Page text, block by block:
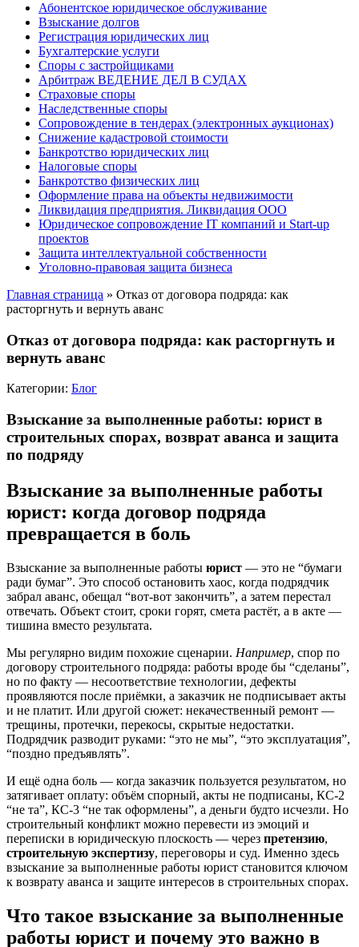
Абонентское юридическое обслуживание
Взыскание долгов
Регистрация юридических лиц
Бухгалтерские услуги
Споры с застройщиками
Арбитраж ВЕДЕНИЕ ДЕЛ В СУДАХ
Страховые споры
Наследственные споры
Сопровождение в тендерах (электронных аукционах)
Снижение кадастровой стоимости
Банкротство юридических лиц
Налоговые споры
Банкротство физических лиц
Оформление права на объекты недвижимости
Ликвидация предприятия. Ликвидация ООО
Юридическое сопровождение IT компаний и Start-up
проектов
Защита интеллектуальной собственности
Уголовно-правовая защита бизнеса
Главная страница » Отказ от договора подряда: как
расторгнуть и вернуть аванс
Отказ от договора подряда: как расторгнуть и
вернуть аванс
Категории: Блог
Взыскание за выполненные работы: юрист в
строительных спорах, возврат аванса и защита
по подряду
Взыскание за выполненные работы
юрист: когда договор подряда
превращается в боль
Взыскание за выполненные работы юрист — это не “бумаги
ради бумаг”. Это способ остановить хаос, когда подрядчик
забрал аванс, обещал “вот-вот закончить”, а затем перестал
отвечать. Объект стоит, сроки горят, смета растёт, а в акте —
тишина вместо результата.
Мы регулярно видим похожие сценарии. Например, спор по
договору строительного подряда: работы вроде бы “сделаны”,
но по факту — несоответствие технологии, дефекты
проявляются после приёмки, а заказчик не подписывает акты
и не платит. Или другой сюжет: некачественный ремонт —
трещины, протечки, перекосы, скрытые недостатки.
Подрядчик разводит руками: “это не мы”, “это эксплуатация”,
“поздно предъявлять”.
И ещё одна боль — когда заказчик пользуется результатом, но
затягивает оплату: объём спорный, акты не подписаны, КС-2
“не та”, КС-3 “не так оформлены”, а деньги будто исчезли. Но
строительный конфликт можно перевести из эмоций и
переписки в юридическую плоскость — через претензию,
строительную экспертизу, переговоры и суд. Именно здесь
взыскание за выполненные работы юрист становится ключом
к возврату аванса и защите интересов в строительных спорах.
Что такое взыскание за выполненные
работы юрист и почему это важно в